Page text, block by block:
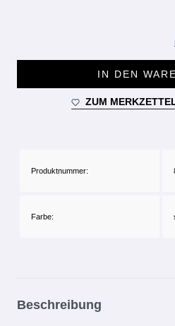
IN DEN
ZUM
Produktnummer:
Farbe:
Beschreibung